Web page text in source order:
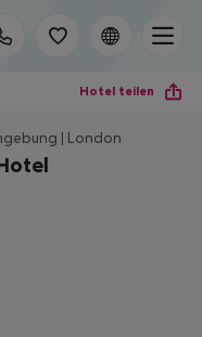
Hotel teilen
| London